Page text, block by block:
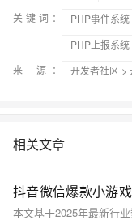
关键词：
PHP事件系统
PHP上报系统
来 源：
开发者社区 >
相关文章